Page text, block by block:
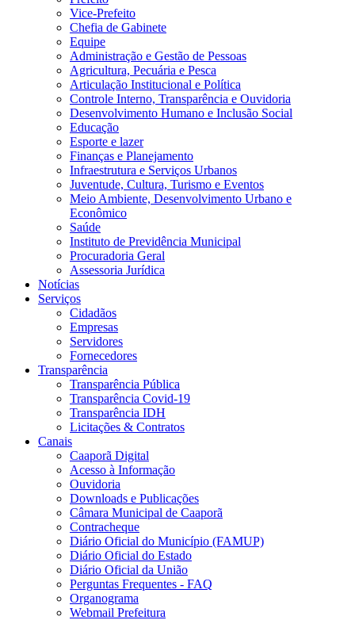
Vice-Prefeito
Chefia de Gabinete
Equipe
Administração e Gestão de Pessoas
Agricultura, Pecuária e Pesca
Articulação Institucional e Política
Controle Interno, Transparência e Ouvidoria
Desenvolvimento Humano e Inclusão Social
Educação
Esporte e lazer
Finanças e Planejamento
Infraestrutura e Serviços Urbanos
Juventude, Cultura, Turismo e Eventos
Meio Ambiente, Desenvolvimento Urbano e
Econômico
Saúde
Instituto de Previdência Municipal
Procuradoria Geral
Assessoria Jurídica
Notícias
Serviços
Cidadãos
Empresas
Servidores
Fornecedores
Transparência
Transparência Pública
Transparência Covid-19
Transparência IDH
Licitações & Contratos
Canais
Caaporã Digital
Acesso à Informação
Ouvidoria
Downloads e Publicações
Câmara Municipal de Caaporã
Contracheque
Diário Oficial do Município (FAMUP)
Diário Oficial do Estado
Diário Oficial da União
Perguntas Frequentes - FAQ
Organograma
Webmail Prefeitura